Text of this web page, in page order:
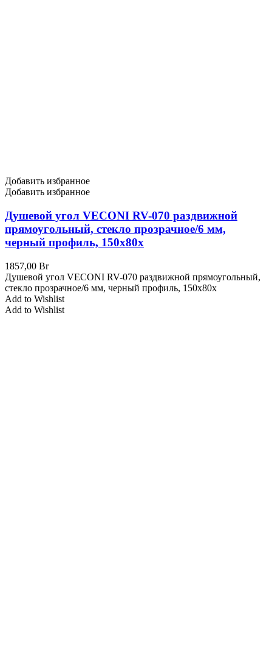
Добавить избранное
Добавить избранное
Душевой угол VECONI RV-070 раздвижной
прямоугольный, стекло прозрачное/6 мм,
черный профиль, 150x80x
1857,00 Br
Душевой угол VECONI RV-070 раздвижной прямоугольный,
стекло прозрачное/6 мм, черный профиль, 150x80x
Add to Wishlist
Add to Wishlist